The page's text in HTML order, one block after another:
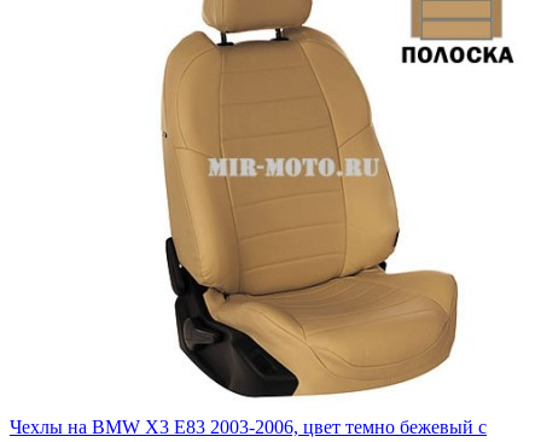
Чехлы на BMW X3 E83 2003-2006, цвет темно бежевый с